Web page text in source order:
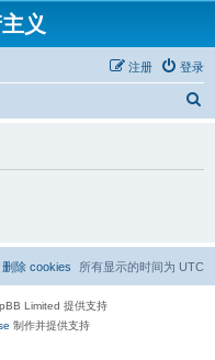
义
登录
注册
所有显示的时间为 UTC
删除 cookies
Limited 提供支持
制作并提供支持